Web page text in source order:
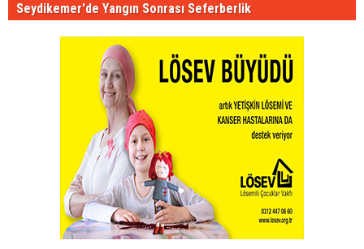
Seydikemer'de Yangın Sonrası Seferberlik